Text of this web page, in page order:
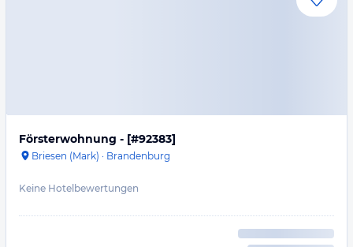
Försterwohnung - [#92383]
Briesen (Mark) · Brandenburg
Keine Hotelbewertungen